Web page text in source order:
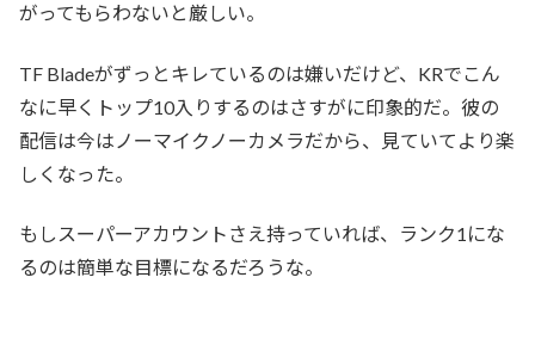
がってもらわないと厳しい。
TF Bladeがずっとキレているのは嫌いだけど、KRでこん
なに早くトップ10入りするのはさすがに印象的だ。彼の
配信は今はノーマイクノーカメラだから、見ていてより楽
しくなった。
もしスーパーアカウントさえ持っていれば、ランク1にな
るのは簡単な目標になるだろうな。